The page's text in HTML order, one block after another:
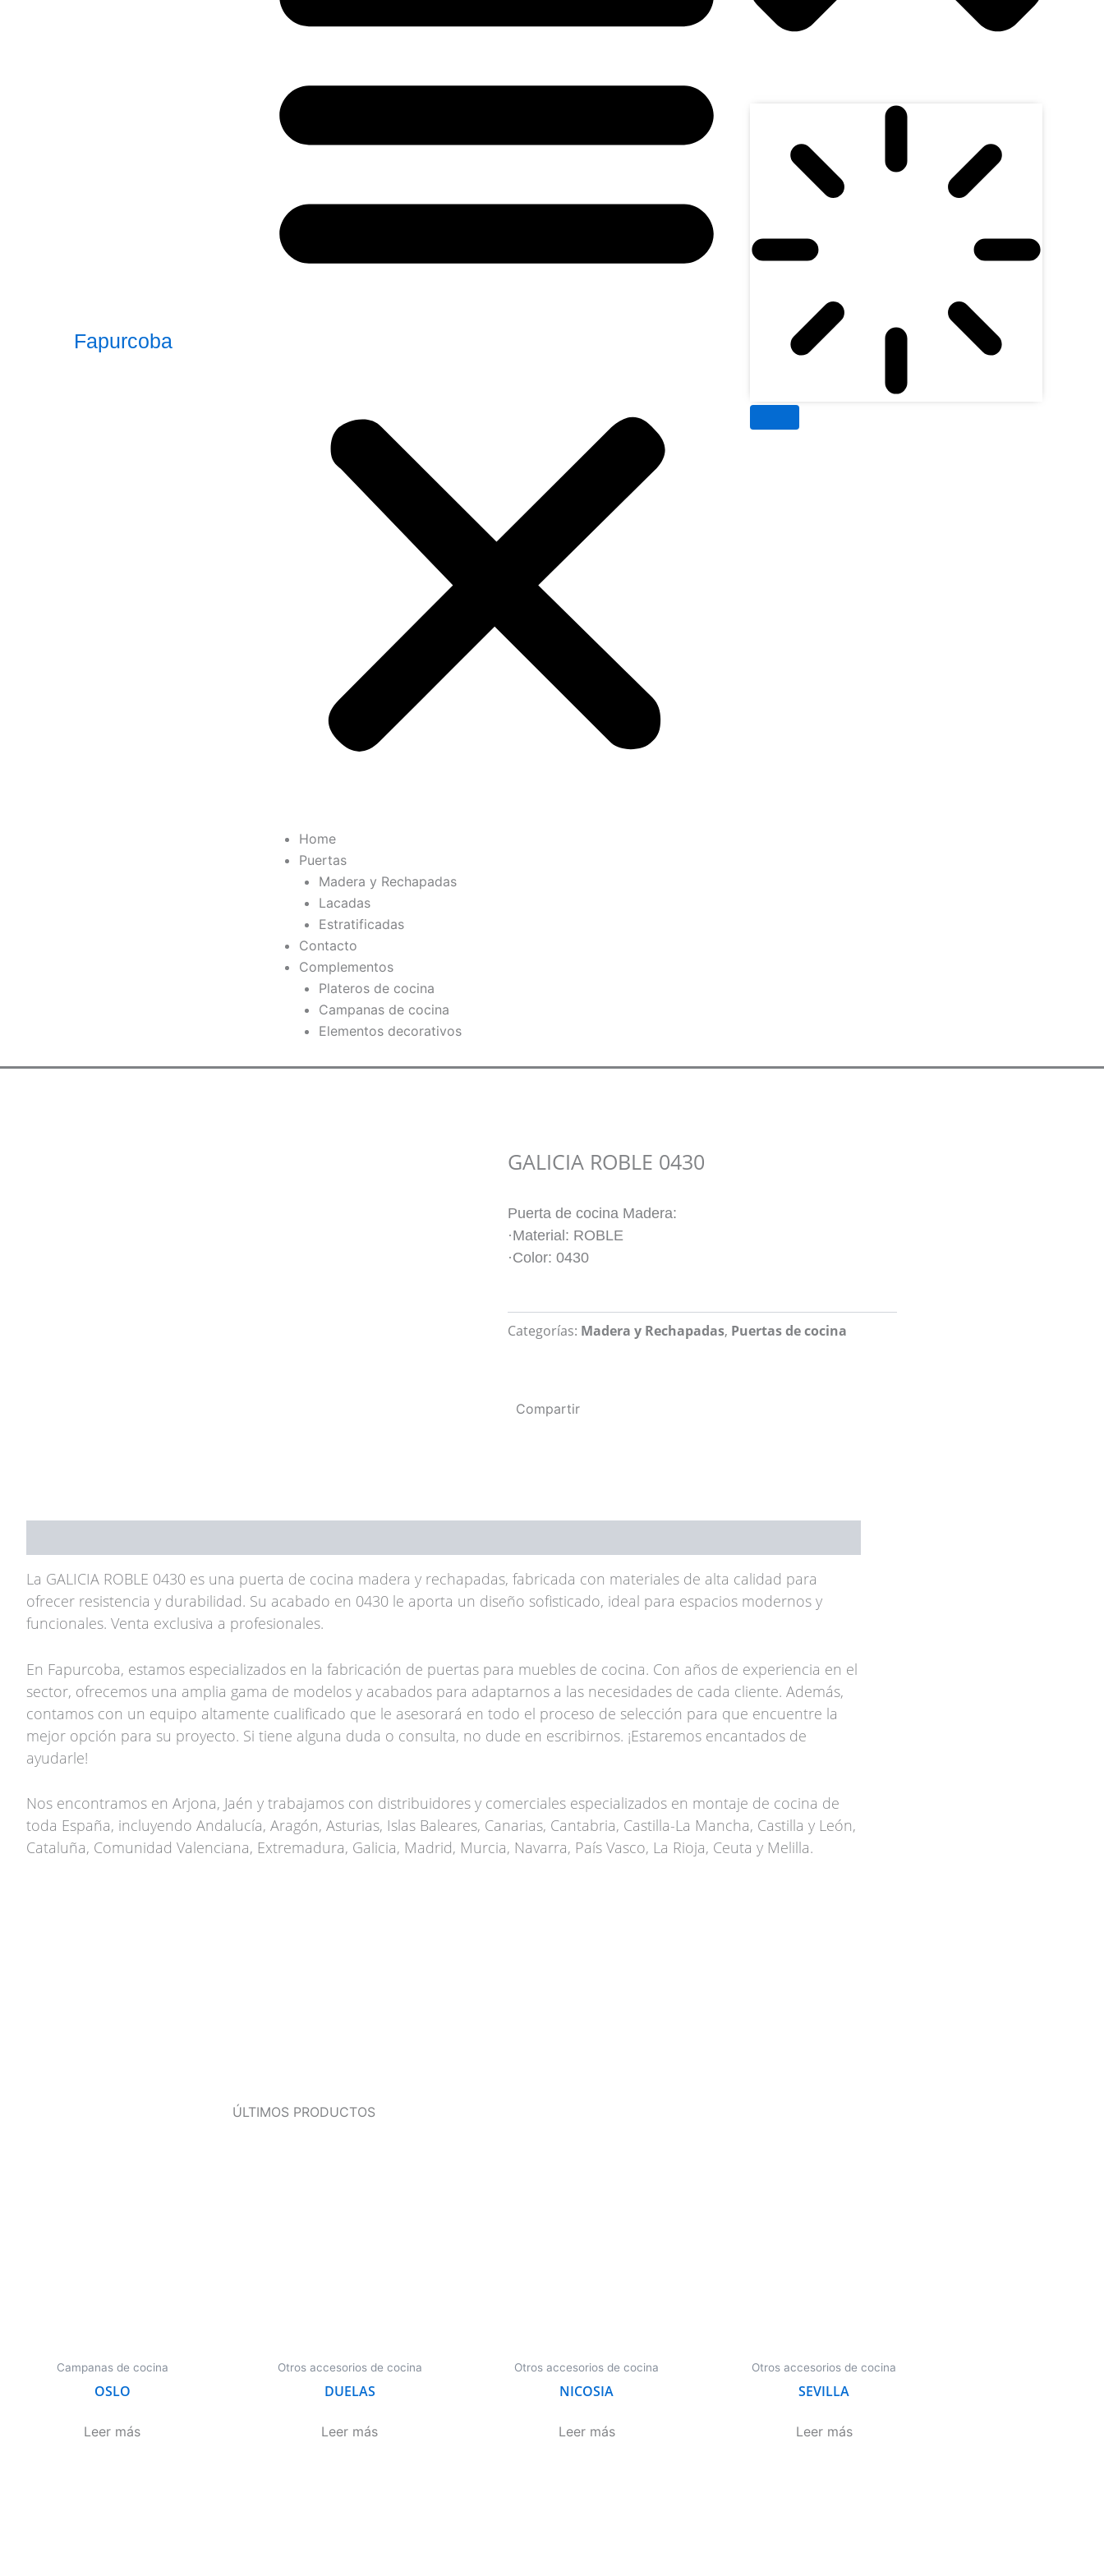
Fapurcoba
Home
Puertas
Madera y Rechapadas
Lacadas
Estratificadas
Contacto
Complementos
Plateros de cocina
Campanas de cocina
Elementos decorativos
GALICIA ROBLE 0430
Puerta de cocina Madera:
·Material: ROBLE
·Color: 0430
Categorías: Madera y Rechapadas, Puertas de cocina
Compartir
La GALICIA ROBLE 0430 es una puerta de cocina madera y rechapadas, fabricada con materiales de alta calidad para
ofrecer resistencia y durabilidad. Su acabado en 0430 le aporta un diseño sofisticado, ideal para espacios modernos y
funcionales. Venta exclusiva a profesionales.
En Fapurcoba, estamos especializados en la fabricación de puertas para muebles de cocina. Con años de experiencia en el
sector, ofrecemos una amplia gama de modelos y acabados para adaptarnos a las necesidades de cada cliente. Además,
contamos con un equipo altamente cualificado que le asesorará en todo el proceso de selección para que encuentre la
mejor opción para su proyecto. Si tiene alguna duda o consulta, no dude en escribirnos. ¡Estaremos encantados de
ayudarle!
Nos encontramos en Arjona, Jaén y trabajamos con distribuidores y comerciales especializados en montaje de cocina de
toda España, incluyendo Andalucía, Aragón, Asturias, Islas Baleares, Canarias, Cantabria, Castilla-La Mancha, Castilla y León,
Cataluña, Comunidad Valenciana, Extremadura, Galicia, Madrid, Murcia, Navarra, País Vasco, La Rioja, Ceuta y Melilla.
ÚLTIMOS PRODUCTOS
Campanas de cocina
OSLO
Leer más
Otros accesorios de cocina
DUELAS
Leer más
Otros accesorios de cocina
NICOSIA
Leer más
Otros accesorios de cocina
SEVILLA
Leer más